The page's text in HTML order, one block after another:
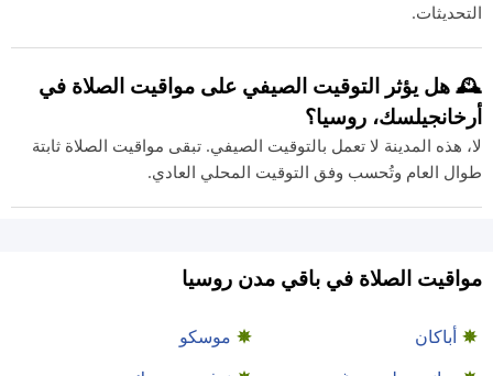
التحديثات.
🕰️ هل يؤثر التوقيت الصيفي على مواقيت الصلاة في
أرخانجيلسك، روسيا؟
لا، هذه المدينة لا تعمل بالتوقيت الصيفي. تبقى مواقيت الصلاة ثابتة
طوال العام وتُحسب وفق التوقيت المحلي العادي.
مواقيت الصلاة في باقي مدن روسيا
أباكان
موسكو